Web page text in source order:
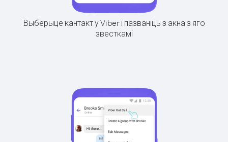
Выберыце кантакт у Viber і пазваніць з акна з яго
звесткамі